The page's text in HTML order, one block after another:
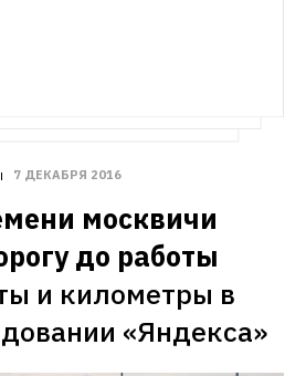
7 ДЕКАБРЯ 2016
москвичи
до работы
и километры в
«Яндекса»